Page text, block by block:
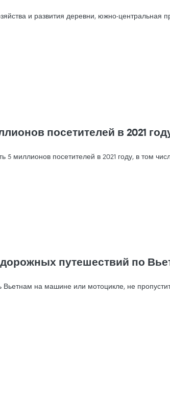
и развития деревни, южно-
посетителей в 2021
5 миллионов посетителей в 2021 году, в том
дорожных путешествий по
на машине или мотоцикле, не